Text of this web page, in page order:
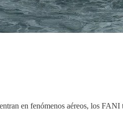
en fenómenos aéreos, los